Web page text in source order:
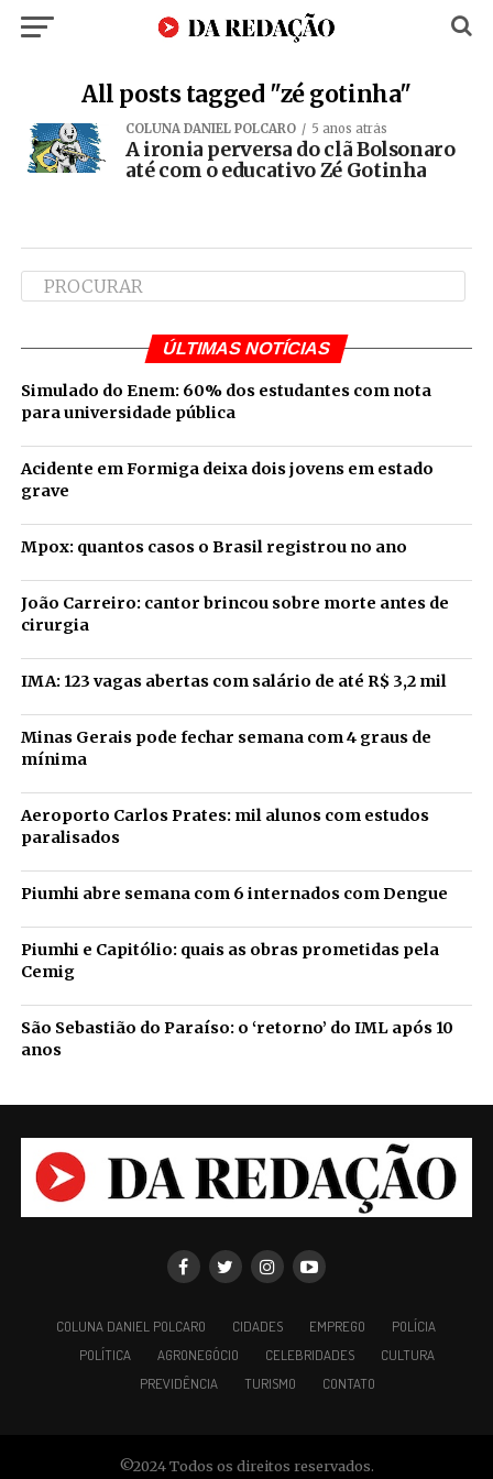
All posts tagged "zé gotinha"
COLUNA DANIEL POLCARO 5 anos atrás
A ironia perversa do clã Bolsonaro
até com o educativo Zé Gotinha
ÚLTIMAS NOTÍCIAS
Simulado do Enem: 60% dos estudantes com nota
para universidade pública
Acidente em Formiga deixa dois jovens em estado
grave
Mpox: quantos casos o Brasil registrou no ano
João Carreiro: cantor brincou sobre morte antes de
cirurgia
IMA: 123 vagas abertas com salário de até R$ 3,2 mil
Minas Gerais pode fechar semana com 4 graus de
mínima
Aeroporto Carlos Prates: mil alunos com estudos
paralisados
Piumhi abre semana com 6 internados com Dengue
Piumhi e Capitólio: quais as obras prometidas pela
Cemig
São Sebastião do Paraíso: o ‘retorno’ do IML após 10
anos
COLUNA DANIEL POLCARO CIDADES EMPREGO
POLÍCIA
POLÍTICA
AGRONEGÓCIO CELEBRIDADES
CULTURA
PREVIDÊNCIA
TURISMO CONTATO
©2024 Todos os direitos reservados.